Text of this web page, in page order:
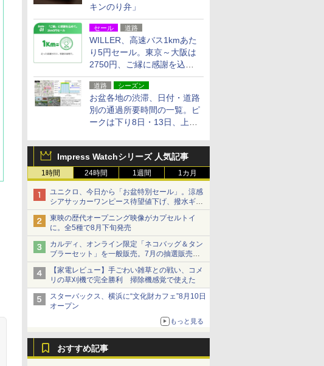
キンのり弁」
セール 道路
WILLER、高速バス1kmあた
り5円セール。東京～大阪は
2750円、ご縁に感謝を込め
た20周年記念キャンペーン
道路 シーズン
お盆各地の渋滞、日付・道路
別の通過所要時間の一覧。ピ
ークは下り8日・13日、上り
Impress Watchシリーズ 人気記事
1時間 24時間 1週間 1カ月
ユニクロ、今日から「お盆特別セール」。涼感
シアサッカーワンピース待望値下げ、撥水ギア
ショーツは1990円に
東映の歴代オープニング映像がカプセルトイ
に。全5種で8月下旬発売
カルディ、オンライン限定「ネコバッグ＆タン
ブラーセット」を一般販売。7月の抽選販売の
当選無効分
【家電レビュー】手ごわい雑草との戦い、コメ
リの草刈機で完全勝利 掃除機感覚で使えた
スターバックス、横浜に“文化財カフェ”8月10日
オープン
もっと見る
おすすめ記事